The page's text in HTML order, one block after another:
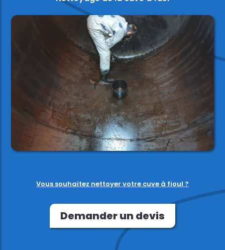
Vous souhaitez nettoyer votre cuve à fioul ?
Demander un devis